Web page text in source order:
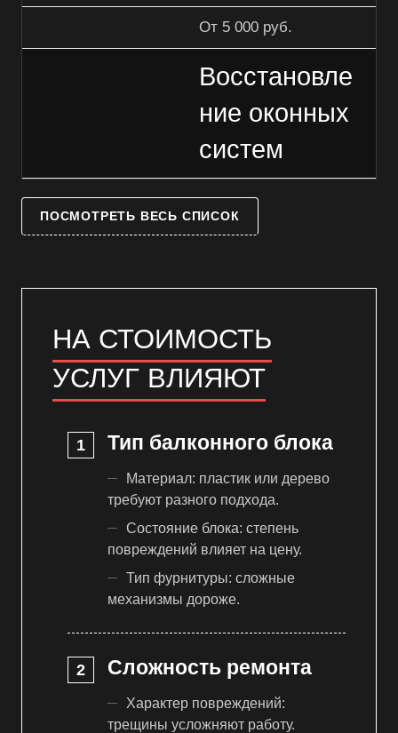
От 5 000 руб.
Восстановле
ние оконных
систем
ПОСМОТРЕТЬ ВЕСЬ СПИСОК
НА СТОИМОСТЬ
УСЛУГ ВЛИЯЮТ
Тип балконного блока
Материал: пластик или дерево
требуют разного подхода.
Состояние блока: степень
повреждений влияет на цену.
Тип фурнитуры: сложные
механизмы дороже.
Сложность ремонта
Характер повреждений:
трещины усложняют работу.